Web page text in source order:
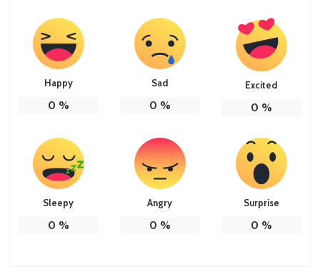
Happy
0 %
Sad
0 %
Excited
0 %
Sleepy
0 %
Angry
0 %
Surprise
0 %